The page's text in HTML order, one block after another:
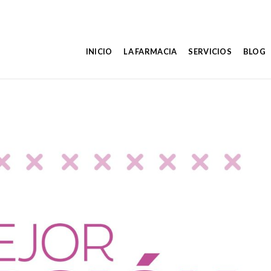
INICIO LA FARMACIA SERVICIOS BLOG